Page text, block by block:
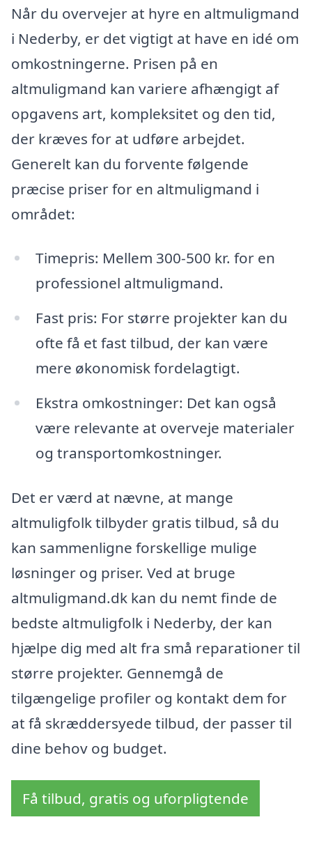
Når du overvejer at hyre en altmuligmand
i Nederby, er det vigtigt at have en idé om
omkostningerne. Prisen på en
altmuligmand kan variere afhængigt af
opgavens art, kompleksitet og den tid,
der kræves for at udføre arbejdet.
Generelt kan du forvente følgende
præcise priser for en altmuligmand i
området:
Timepris: Mellem 300-500 kr. for en
professionel altmuligmand.
Fast pris: For større projekter kan du
ofte få et fast tilbud, der kan være
mere økonomisk fordelagtigt.
Ekstra omkostninger: Det kan også
være relevante at overveje materialer
og transportomkostninger.
Det er værd at nævne, at mange
altmuligfolk tilbyder gratis tilbud, så du
kan sammenligne forskellige mulige
løsninger og priser. Ved at bruge
altmuligmand.dk kan du nemt finde de
bedste altmuligfolk i Nederby, der kan
hjælpe dig med alt fra små reparationer til
større projekter. Gennemgå de
tilgængelige profiler og kontakt dem for
at få skræddersyede tilbud, der passer til
dine behov og budget.
Få tilbud, gratis og uforpligtende